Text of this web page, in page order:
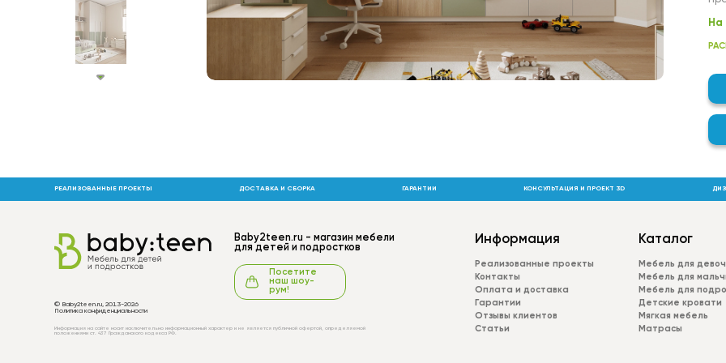
На
РЕАЛИЗОВАННЫЕ ПРОЕКТЫ ДОСТАВКА И СБОРКА ГАРАНТИИ КОНСУЛЬТАЦИЯ И ПРОЕКТ 3D
Baby2teen.ru - магазин мебели
для детей и подростков
Посетите
наш шоу-
рум!
© Baby2teen.ru, 2013-2026
Политика конфиденциальности
Информация на сайте носит исключительно информационный характер и не является публичной офертой, определяемой
положениями ст. 437 Гражданского кодекса РФ.
Информация
Реализованные проекты
Контакты
Оплата и доставка
Гарантии
Отзывы клиентов
Статьи
Каталог
Мебель для
Мебель для
Мебель для
Детские кровати
Мягкая мебель
Матрасы